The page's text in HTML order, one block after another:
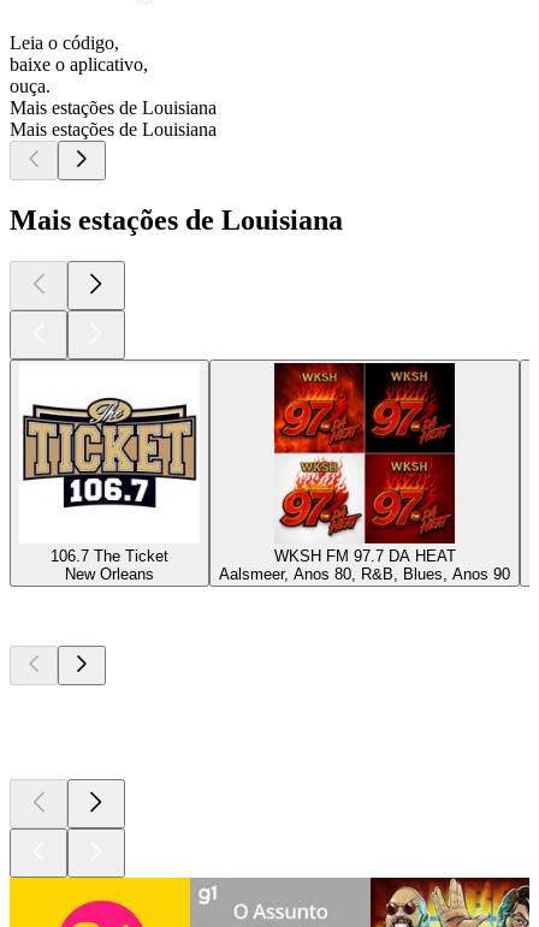
Leia o código,
baixe o aplicativo,
ouça.
Mais estações de Louisiana
Mais estações de Louisiana
Mais estações de Louisiana
106.7 The Ticket
New Orleans
WKSH FM 97.7 DA HEAT
Aalsmeer, Anos 80, R&B, Blues, Anos 90